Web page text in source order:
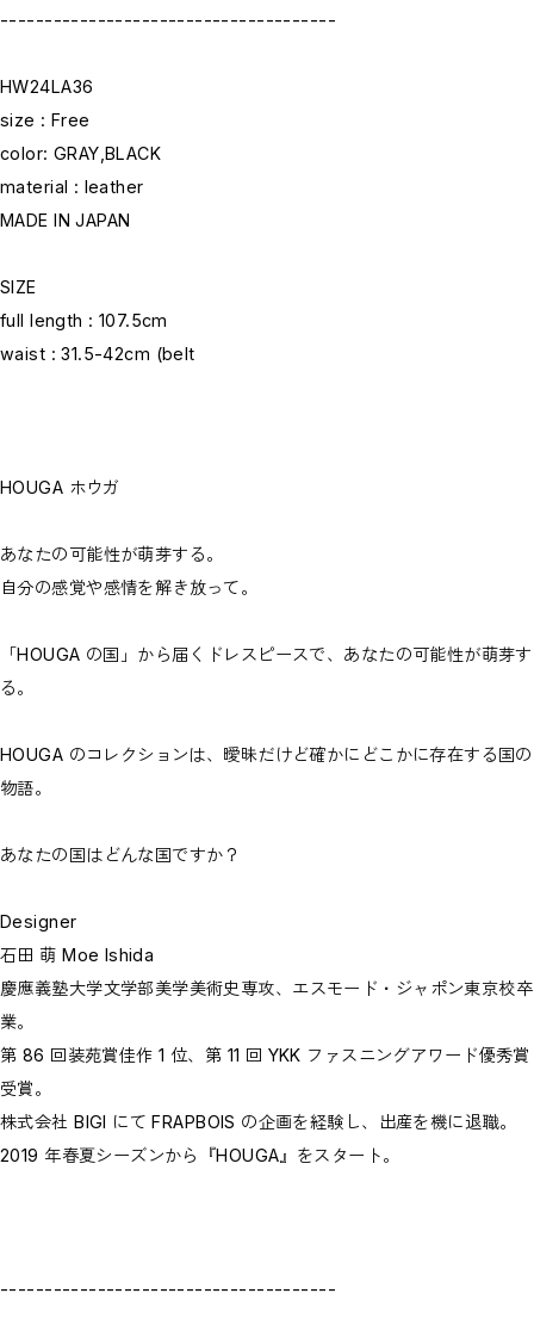
--------------------------------------
HW24LA36
size : Free
color: GRAY,BLACK
material : leather
MADE IN JAPAN
SIZE
full length : 107.5cm
waist : 31.5-42cm (belt
HOUGA ホウガ
あなたの可能性が萌芽する。
自分の感覚や感情を解き放って。
「HOUGA の国」から届くドレスピースで、あなたの可能性が萌芽す
る。
HOUGA のコレクションは、曖昧だけど確かにどこかに存在する国の
物語。
あなたの国はどんな国ですか？
Designer
石田 萌 Moe Ishida
慶應義塾大学文学部美学美術史専攻、エスモード・ジャポン東京校卒
業。
第 86 回装苑賞佳作 1 位、第 11 回 YKK ファスニングアワード優秀賞
受賞。
株式会社 BIGI にて FRAPBOIS の企画を経験し、出産を機に退職。
2019 年春夏シーズンから『HOUGA』をスタート。
--------------------------------------